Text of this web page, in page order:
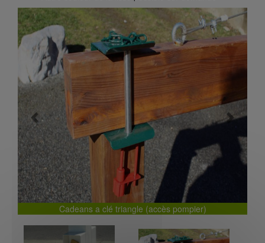
Cadeans a clé triangle (accès pompier)
Previous Next